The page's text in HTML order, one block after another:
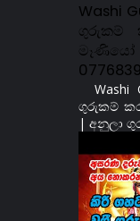
Washi
ගුරුකම්
Washi
ගුරුකම්
| අනුලා